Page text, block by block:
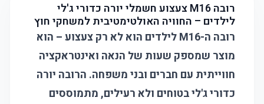
רובה M16 צעצוע חשמלי יורה כדורי ג'לי
לילדים – החוויה האולטימטיבית למשחקי חוץ
רובה ה-M16 לילדים הוא לא רק צעצוע – הוא
מוצר שמספק שעות של הנאה ואינטראקציה
חווייתית עם חברים ובני משפחה. הרובה יורה
כדורי ג'לי בטוחים ולא רעילים, מתמוססים